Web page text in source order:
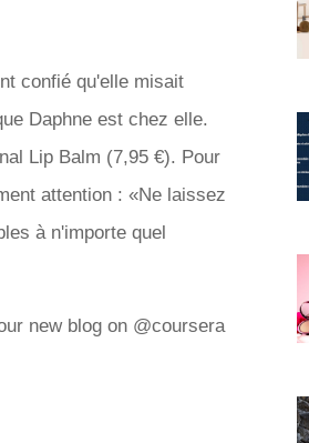
confié qu'elle misait
Daphne est chez elle.
Lip Balm (7,95 €). Pour
attention : «Ne laissez
à n'importe quel
new blog on @coursera